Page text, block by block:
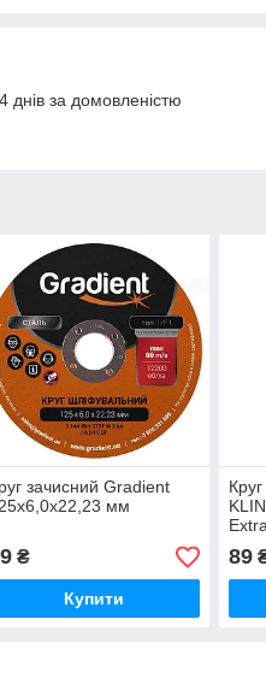
за домовленістю
зачисний Gradient
мм
₴
Купити
60
89